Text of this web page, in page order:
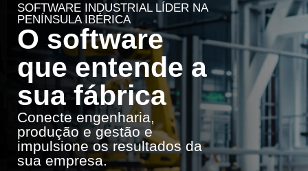
SOFTWARE INDUSTRIAL LÍDER NA
PENÍNSULA IBÉRICA
O software
que entende a
sua fábrica
Conecte engenharia,
produção e gestão e
impulsione os resultados da
sua empresa.